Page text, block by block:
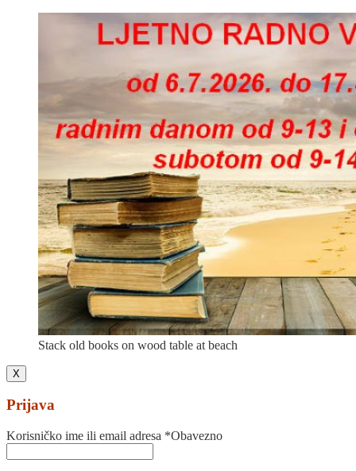
Stack old books on wood table at beach
X
Prijava
Korisničko ime ili email adresa *Obavezno